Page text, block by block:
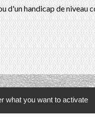
d'un handicap de niveau
Contacts
what you want to activate